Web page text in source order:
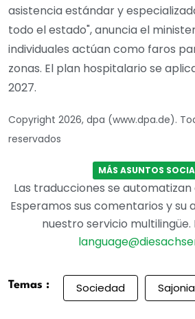
asistencia estándar y
todo el estado", anuncia el
individuales actúan como faros
zonas. El plan hospitalario se
2027.
Copyright 2026, dpa (www.dpa.de).
reservados
MÁS ASUNTOS
Las traducciones se automatizan
Esperamos sus comentarios y su
nuestro servicio multilingüe.
Temas : Sociedad Sajonia